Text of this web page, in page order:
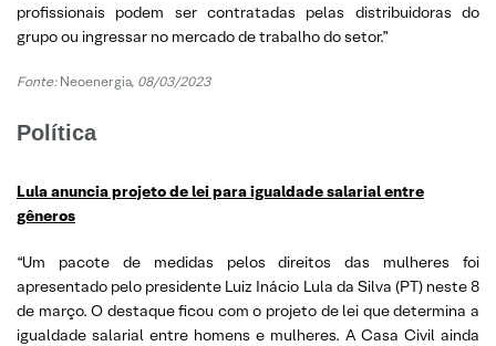
profissionais podem ser contratadas pelas distribuidoras do
grupo ou ingressar no mercado de trabalho do setor.”
Fonte: Neoenergia, 08/03/2023
Política
Lula anuncia projeto de lei para igualdade salarial entre
gêneros
“Um pacote de medidas pelos direitos das mulheres foi
apresentado pelo presidente Luiz Inácio Lula da Silva (PT) neste 8
de março. O destaque ficou com o projeto de lei que determina a
igualdade salarial entre homens e mulheres. A Casa Civil ainda